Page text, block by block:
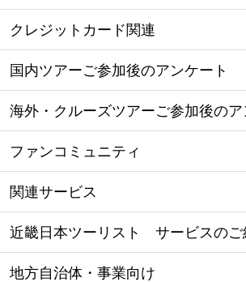
クレジットカード関連
国内ツアーご参加後のアンケート
海外・クルーズツアーご参加後のア
ファンコミュニティ
関連サービス
近畿日本ツーリスト サービスのご
地方自治体・事業向け